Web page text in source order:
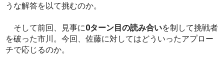
うな解答を以て挑むのか。
そして前回、見事に0ターン目の読み合いを制して挑戦者
を破った市川。今回、佐藤に対してはどういったアプロー
チで応じるのか。